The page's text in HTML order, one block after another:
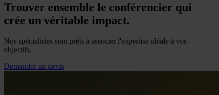
Trouver ensemble le conférencier qui
crée un véritable impact.
Nos spécialistes sont prêts à associer l'expertise idéale à vos
objectifs.
Demander un devis